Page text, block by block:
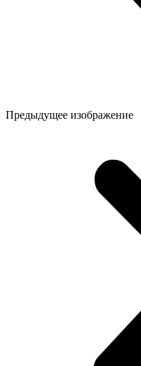
Предыдущее изображение